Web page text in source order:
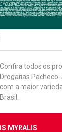
Confira todos os
Drogarias
com a maior
Brasil.
MYRALIS